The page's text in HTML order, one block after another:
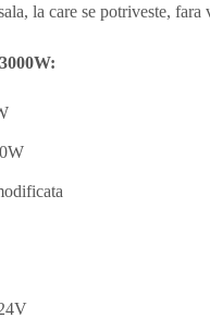
la care se potriveste,